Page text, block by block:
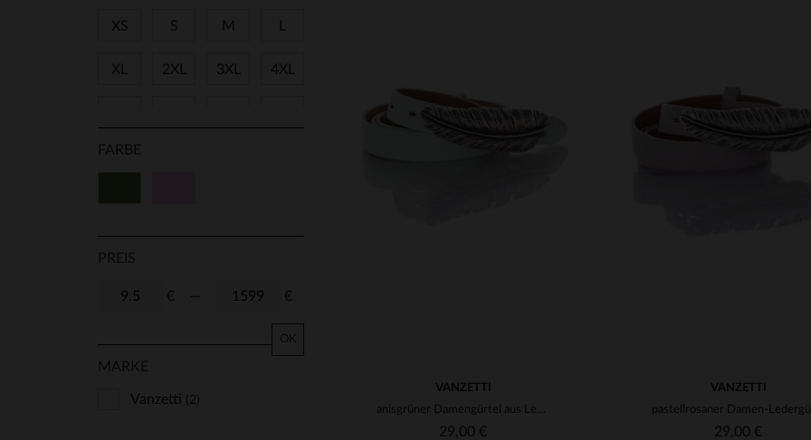
XS S M
XL 2XL 3XL 4XL
34
T2
FARBE
PREIS
€ €
OK
MARKE
Vanzetti (2)
VANZETTI
anisgrüner Damengürtel aus Leder
29,00 €
VANZETTI
29,00 €